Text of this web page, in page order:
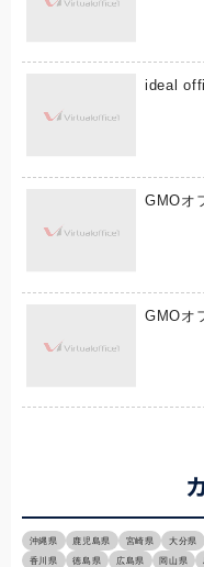
ideal
GMOオ
GMOオ
沖縄県 鹿児島県 宮崎県 大分県
香川県
徳島県 広島県 岡山県